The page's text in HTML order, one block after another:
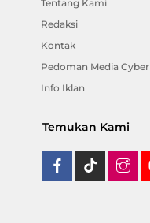
Tentang Kami
Redaksi
Kontak
Pedoman Media Cyber
Info Iklan
Temukan Kami